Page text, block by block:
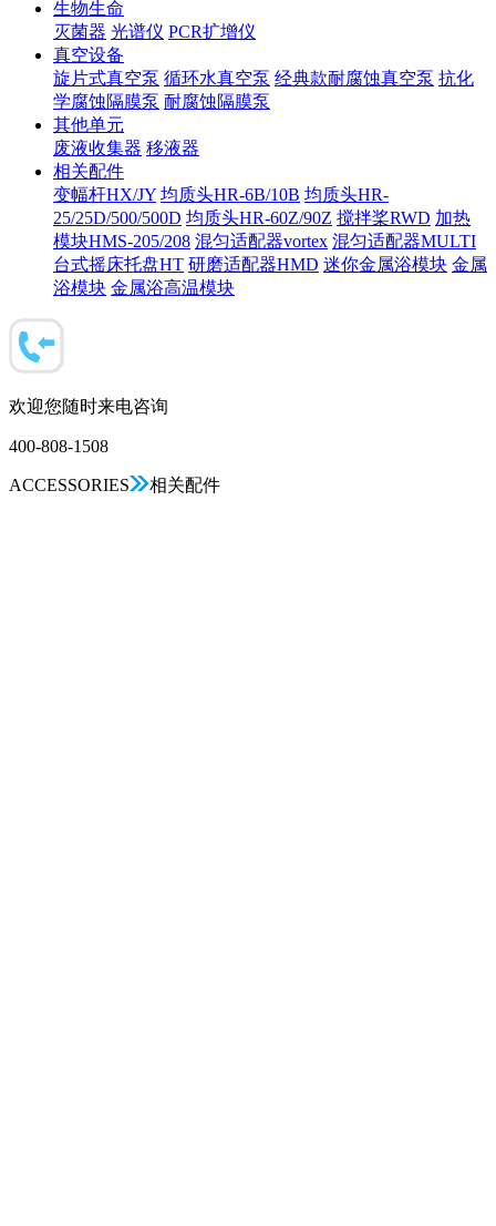
生物生命
灭菌器 光谱仪 PCR扩增仪
真空设备
旋片式真空泵 循环水真空泵 经典款耐腐蚀真空泵 抗化
学腐蚀隔膜泵 耐腐蚀隔膜泵
其他单元
废液收集器 移液器
相关配件
变幅杆HX/JY 均质头HR-6B/10B 均质头HR-
25/25D/500/500D 均质头HR-60Z/90Z 搅拌桨RWD 加热
模块HMS-205/208 混匀适配器vortex 混匀适配器MULTI
台式摇床托盘HT 研磨适配器HMD 迷你金属浴模块 金属
浴模块 金属浴高温模块
欢迎您随时来电咨询
400-808-1508
ACCESSORIES 相关配件